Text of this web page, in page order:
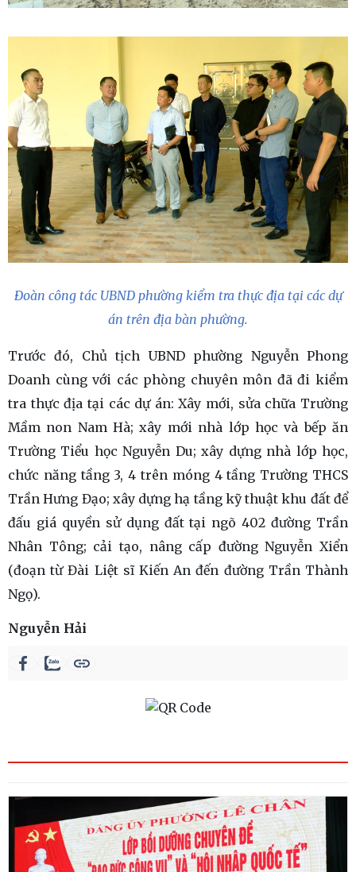
Đoàn công tác UBND phường kiểm tra thực địa tại các dự
án trên địa bàn phường.
Trước đó, Chủ tịch UBND phường Nguyễn Phong
Doanh cùng với các phòng chuyên môn đã đi kiểm
tra thực địa tại các dự án: Xây mới, sửa chữa Trường
Mầm non Nam Hà; xây mới nhà lớp học và bếp ăn
Trường Tiểu học Nguyễn Du; xây dựng nhà lớp học,
chức năng tầng 3, 4 trên móng 4 tầng Trường THCS
Trần Hưng Đạo; xây dựng hạ tầng kỹ thuật khu đất để
đấu giá quyền sử dụng đất tại ngõ 402 đường Trần
Nhân Tông; cải tạo, nâng cấp đường Nguyễn Xiển
(đoạn từ Đài Liệt sĩ Kiến An đến đường Trần Thành
Ngọ).
Nguyễn Hải